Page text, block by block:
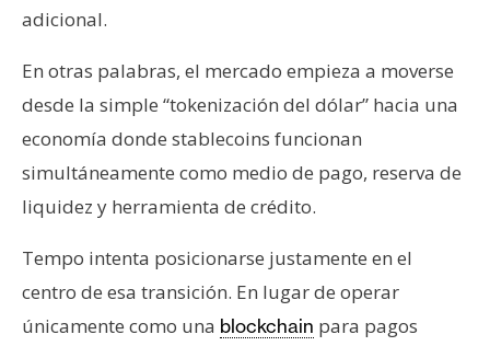
adicional.
En otras palabras, el mercado empieza a moverse
desde la simple “tokenización del dólar” hacia una
economía donde stablecoins funcionan
simultáneamente como medio de pago, reserva de
liquidez y herramienta de crédito.
Tempo intenta posicionarse justamente en el
centro de esa transición. En lugar de operar
únicamente como una blockchain para pagos